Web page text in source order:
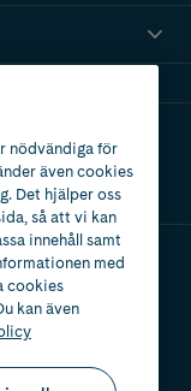
nödvändiga för
även cookies
Det hjälper oss
så att vi kan
innehåll samt
med
cookies
kan även